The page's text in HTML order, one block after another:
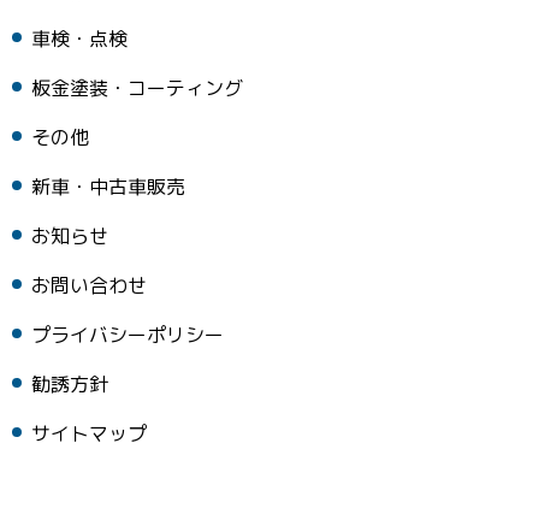
車検・点検
板金塗装・コーティング
その他
新車・中古車販売
お知らせ
お問い合わせ
プライバシーポリシー
勧誘方針
サイトマップ